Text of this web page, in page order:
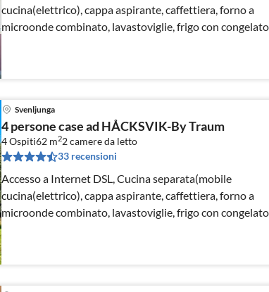
cucina(elettrico), cappa aspirante, caffettiera, forno a
microonde combinato, lavastoviglie, frigo con
Svenljunga
4 persone case ad HÅCKSVIK-By Traum
4 Ospiti62 m22camere da letto
33 recensioni
Accesso a Internet DSL, Cucina separata(mobile
cucina(elettrico), cappa aspirante, caffettiera, forno a
microonde combinato, lavastoviglie, frigo con
acqua dal pozzo)